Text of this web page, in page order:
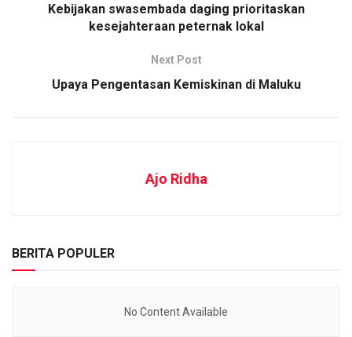
Kebijakan swasembada daging prioritaskan
kesejahteraan peternak lokal
Next Post
Upaya Pengentasan Kemiskinan di Maluku
Ajo Ridha
BERITA POPULER
No Content Available